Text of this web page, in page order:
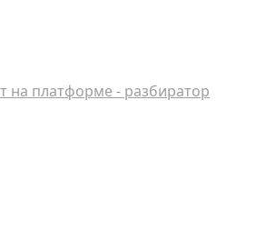
на платформе - разбиратор